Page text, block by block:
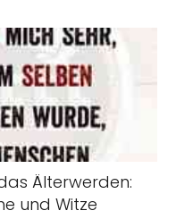
Älterwerden:
und Witze